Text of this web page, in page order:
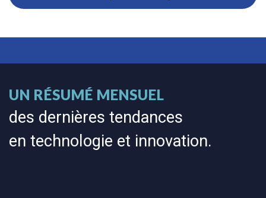
gratuitement
900 52 52 77
UN RÉSUMÉ MENSUEL
des dernières tendances
en technologie et innovation.